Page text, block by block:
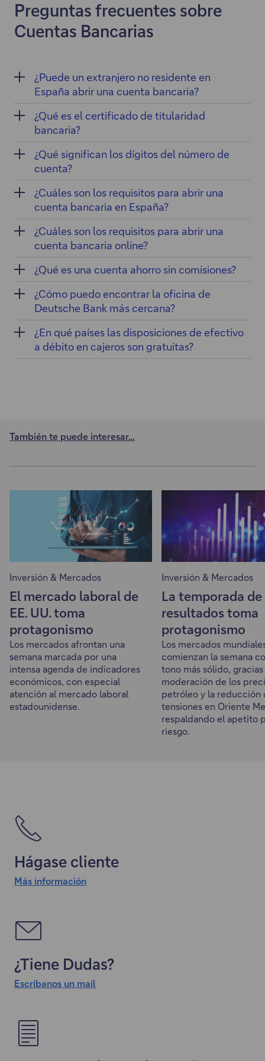
Preguntas frecuentes sobre
Cuentas Bancarias
¿Puede un extranjero no residente en
España abrir una cuenta bancaria?
¿Qué es el certificado de titularidad
bancaria?
¿Qué significan los dígitos del número de
cuenta?
¿Cuáles son los requisitos para abrir una
cuenta bancaria en España?
¿Cuáles son los requisitos para abrir una
cuenta bancaria online?
¿Qué es una cuenta ahorro sin comisiones?
¿Cómo puedo encontrar la oficina de
Deutsche Bank más cercana?
¿En qué países las disposiciones de efectivo
a débito en cajeros son gratuitas?
También te puede interesar…
Inversión & Mercados
El mercado laboral de
EE. UU. toma
protagonismo
Los mercados afrontan una
semana marcada por una
intensa agenda de indicadores
económicos, con especial
atención al mercado laboral
estadounidense.
Inversión & Mercados
La temporada de
resultados toma
protagonismo
Los mercados
comienzan la semana
tono más sólido, gracias
moderación de los
petróleo y la reducción
tensiones en Oriente
respaldando el apetito
riesgo.
Hágase cliente
Más información
¿Tiene Dudas?
Escríbanos un mail
"
l
e